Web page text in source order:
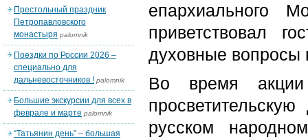
епархиального
приветствовал
духовные вопросы
Во время акции
русском
Престольный праздник
Петропавловского
монастыря palomnik
Поездки по России 2026 –
специально для
дальневосточников ! palomnik
Большие экскурсии для всех в
феврале и марте palomnik
“Татьянин день” – большая